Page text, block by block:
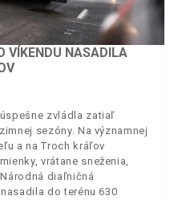
VÍKENDU NASADILA
zvládla zatiaľ
sezóny. Na významnej
a na Troch kráľov
vrátane sneženia,
diaľničná
do terénu 630